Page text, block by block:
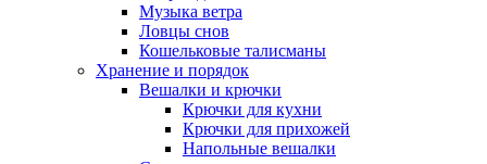
Музыка ветра
Ловцы снов
Кошельковые талисманы
Хранение и порядок
Вешалки и крючки
Крючки для кухни
Крючки для прихожей
Напольные вешалки